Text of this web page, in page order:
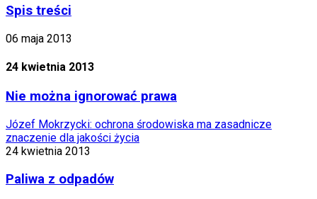
Spis treści
06 maja 2013
24 kwietnia 2013
Nie można ignorować prawa
Józef Mokrzycki: ochrona środowiska ma zasadnicze
znaczenie dla jakości życia
24 kwietnia 2013
Paliwa z odpadów